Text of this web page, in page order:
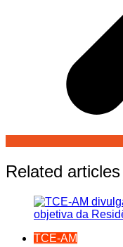
Related articles
TCE-AM